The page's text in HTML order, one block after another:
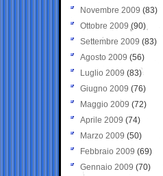
Novembre 2009 (83)
Ottobre 2009 (90)
Settembre 2009 (83)
Agosto 2009 (56)
Luglio 2009 (83)
Giugno 2009 (76)
Maggio 2009 (72)
Aprile 2009 (74)
Marzo 2009 (50)
Febbraio 2009 (69)
Gennaio 2009 (70)